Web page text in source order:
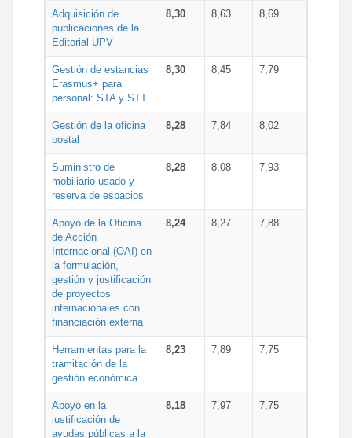
Adquisición de
publicaciones de la
Editorial UPV
8,30 8,63 8,69
Gestión de estancias
Erasmus+ para
personal: STA y STT
8,30 8,45 7,79
Gestión de la oficina
postal
8,28 7,84 8,02
Suministro de
mobiliario usado y
reserva de espacios
8,28 8,08 7,93
Apoyo de la Oficina
de Acción
Internacional (OAI) en
la formulación,
gestión y justificación
de proyectos
internacionales con
financiación externa
8,24 8,27 7,88
Herramientas para la
tramitación de la
gestión económica
8,23 7,89 7,75
Apoyo en la
justificación de
ayudas públicas a la
8,18 7,97 7,75